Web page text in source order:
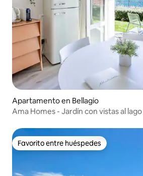
Apartamento en Bellagio
Ama Homes - Jardín con vistas al lago
Favorito entre huéspedes
Favorito entre huéspedes